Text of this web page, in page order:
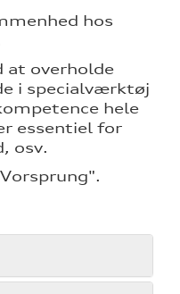
hos
at overholde
i specialværktøj
hele
essentiel for
osv.